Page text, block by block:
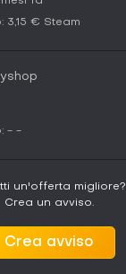
3,15 € Steam
- -
un'offerta migliore?
Crea un avviso.
Crea avviso